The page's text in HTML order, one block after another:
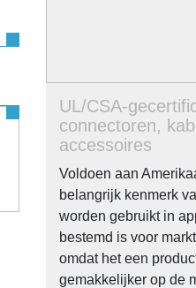
UL/CSA-
connectoren,
accessoires
Voldoen aan
belangrijk kenmerk
worden gebruikt in
bestemd is voor
omdat het een
gemakkelijker op de